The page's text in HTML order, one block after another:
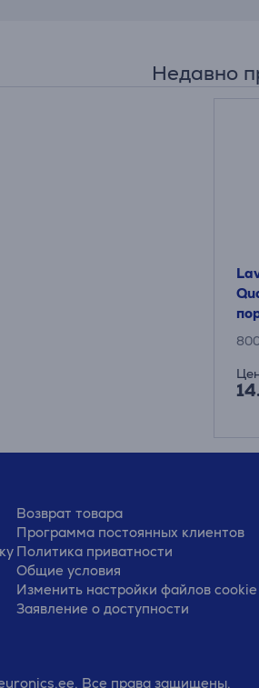
Недавно
Возврат товара
Программа постоянных клиентов
Политика приватности
Общие условия
Изменить настройки файлов cookie
Заявление о доступности
Все права защищены.